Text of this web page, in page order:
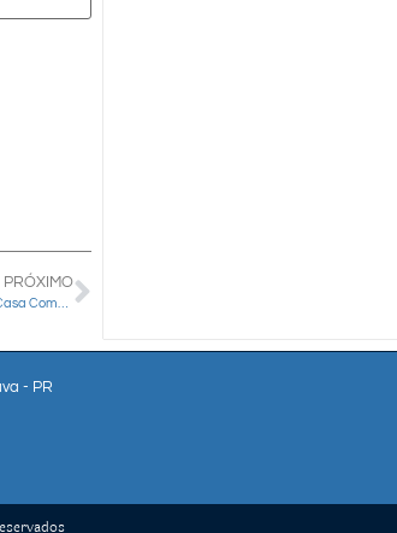
PRÓXIMO
Conheça o documento “Um chamado por justiça climática e a Casa Comum” com visão da Igreja do hemisfério sul sobre a COP30
- PR